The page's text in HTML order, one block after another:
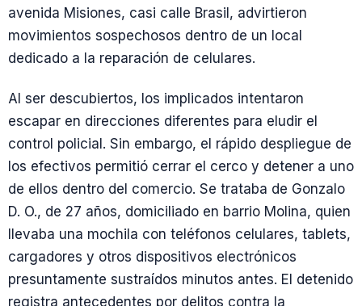
avenida Misiones, casi calle Brasil, advirtieron
movimientos sospechosos dentro de un local
dedicado a la reparación de celulares.
Al ser descubiertos, los implicados intentaron
escapar en direcciones diferentes para eludir el
control policial. Sin embargo, el rápido despliegue de
los efectivos permitió cerrar el cerco y detener a uno
de ellos dentro del comercio. Se trataba de Gonzalo
D. O., de 27 años, domiciliado en barrio Molina, quien
llevaba una mochila con teléfonos celulares, tablets,
cargadores y otros dispositivos electrónicos
presuntamente sustraídos minutos antes. El detenido
registra antecedentes por delitos contra la